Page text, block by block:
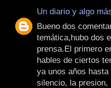
Un diario y algo
Bueno dos
temática,hubo dos
prensa.El primero
hables de ciertos
ya unos años
silencio, la presion,